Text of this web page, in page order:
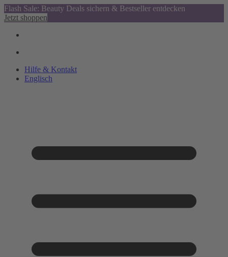
Flash Sale: Beauty Deals sichern & Bestseller entdecken
Jetzt shoppen
Hilfe & Kontakt
Englisch